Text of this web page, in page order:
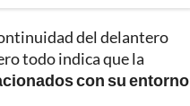
del delantero
todo indica que la
con su entorno